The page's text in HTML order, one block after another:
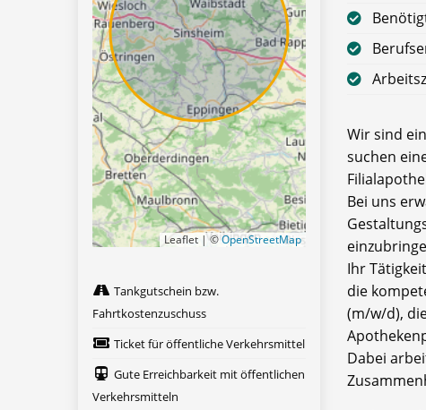
Wir sind
suchen
Bei uns
Ihr
die
(m/w/d),
Dabei
Leaflet | ©OpenStreetMap
Tankgutschein bzw.
Fahrtkostenzuschuss
Ticket für öffentliche Verkehrsmittel
Gute Erreichbarkeit mit öffentlichen
Verkehrsmitteln